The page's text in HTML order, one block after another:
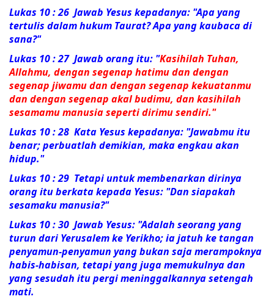
Lukas 10 : 26 Jawab Yesus kepadanya: "Apa yang
tertulis dalam hukum Taurat? Apa yang kaubaca di
sana?"
Lukas 10 : 27 Jawab orang itu: "Kasihilah Tuhan,
Allahmu, dengan segenap hatimu dan dengan
segenap jiwamu dan dengan segenap kekuatanmu
dan dengan segenap akal budimu, dan kasihilah
sesamamu manusia seperti dirimu sendiri."
Lukas 10 : 28 Kata Yesus kepadanya: "Jawabmu itu
benar; perbuatlah demikian, maka engkau akan
hidup."
Lukas 10 : 29 Tetapi untuk membenarkan dirinya
orang itu berkata kepada Yesus: "Dan siapakah
sesamaku manusia?"
Lukas 10 : 30 Jawab Yesus: "Adalah seorang yang
turun dari Yerusalem ke Yerikho; ia jatuh ke tangan
penyamun-penyamun yang bukan saja merampoknya
habis-habisan, tetapi yang juga memukulnya dan
yang sesudah itu pergi meninggalkannya setengah
mati.